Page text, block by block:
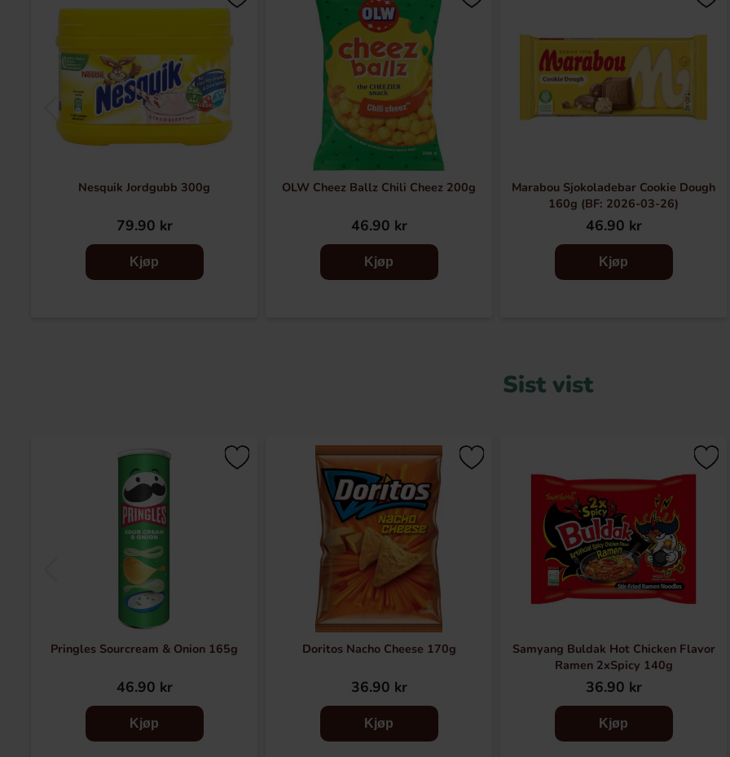
Nesquik Jordgubb 300g
79.90 kr
Kjøp
OLW Cheez Ballz Chili Cheez 200g
46.90 kr
Kjøp
Marabou Sjokoladebar Cookie Dough
160g (BF: 2026-03-26)
46.90 kr
Kjøp
Sist vist
Pringles Sourcream & Onion 165g
46.90 kr
Kjøp
Doritos Nacho Cheese 170g
36.90 kr
Kjøp
Samyang Buldak Hot Chicken Flavor
Ramen 2xSpicy 140g
36.90 kr
Kjøp